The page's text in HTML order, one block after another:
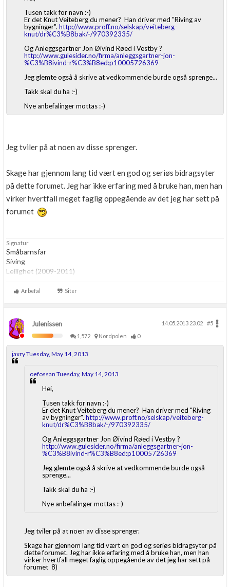
Tusen takk for navn :-)
Er det Knut Veiteberg du mener? Han driver med "Riving av
bygninger". http://www.proff.no/selskap/veiteberg-
knut/dr%C3%B8bak/-/970392335/
Og Anleggsgartner Jon Øivind Røed i Vestby ?
http://www.gulesider.no/firma/anleggsgartner-jon-
%C3%B8ivind-r%C3%B8ed:p10005726369
Jeg glemte også å skrive at vedkommende burde også sprenge...
Takk skal du ha :-)
Nye anbefalinger mottas :-)
Jeg tviler på at noen av disse sprenger.
Skage har gjennom lang tid vært en god og seriøs bidragsyter
på dette forumet. Jeg har ikke erfaring med å bruke han, men han
virker hvertfall meget faglig oppegående av det jeg har sett på
forumet
Signatur
Småbarnsfar
Siving
Leilighet (2009-2011)
Hytteprosjekt (2016- )
Anbefal Siter
Julenissen 14.05.2013 23.02
#5
1,572
Nordpolen 0
jaxry Tuesday, May 14, 2013
oefossan Tuesday, May 14, 2013
Hei,
Tusen takk for navn :-)
Er det Knut Veiteberg du mener? Han driver med "Riving
av bygninger". http://www.proff.no/selskap/veiteberg-
knut/dr%C3%B8bak/-/970392335/
Og Anleggsgartner Jon Øivind Røed i Vestby ?
http://www.gulesider.no/firma/anleggsgartner-jon-
%C3%B8ivind-r%C3%B8ed:p10005726369
Jeg glemte også å skrive at vedkommende burde også
sprenge...
Takk skal du ha :-)
Nye anbefalinger mottas :-)
Jeg tviler på at noen av disse sprenger.
Skage har gjennom lang tid vært en god og seriøs bidragsyter på
dette forumet. Jeg har ikke erfaring med å bruke han, men han
virker hvertfall meget faglig oppegående av det jeg har sett på
forumet 8)